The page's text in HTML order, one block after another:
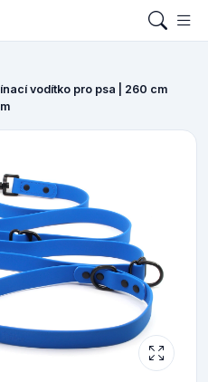
vodítko pro psa | 260 cm